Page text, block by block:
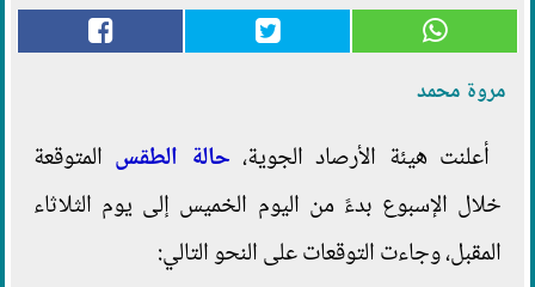
مروة محمد
أعلنت هيئة الأرصاد الجوية، حالة الطقس المتوقعة
خلال الإسبوع بدءً من اليوم الخميس إلى يوم الثلاثاء
المقبل، وجاءت التوقعات على النحو التالي: